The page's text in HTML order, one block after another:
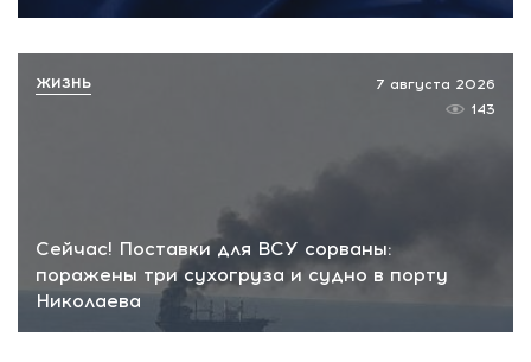
Сейчас! Поставки для ВСУ сорваны:
поражены три сухогруза и судно в порту
Николаева
7 августа 2026
143
ЖИЗНЬ